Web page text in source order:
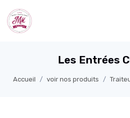
Les Entrées
Accueil voir nos produits